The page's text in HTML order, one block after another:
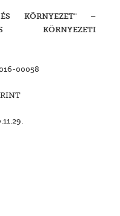
KÖRNYEZET" –
KÖRNYEZETI
00058